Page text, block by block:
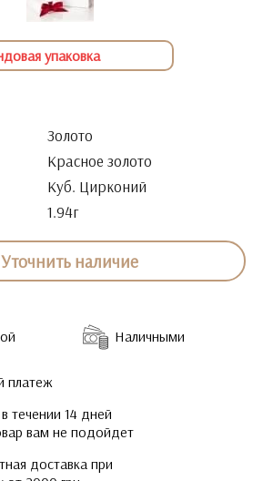
упаковка
Золото
Красное золото
Куб. Цирконий
1.94г
Уточнить наличие
Наличными
платеж
течении 14 дней
вам не подойдет
доставка при